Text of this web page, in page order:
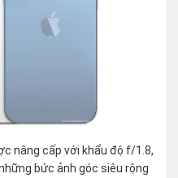
nâng cấp với khẩu độ f/1.8,
bức ảnh góc siêu rộng